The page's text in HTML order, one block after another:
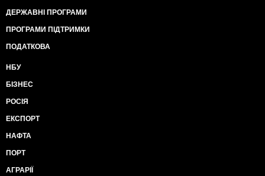
ДЕРЖАВНІ ПРОГРАМИ
ПРОГРАМИ ПІДТРИМКИ
ПОДАТКОВА
НБУ
БІЗНЕС
РОСІЯ
ЕКСПОРТ
НАФТА
ПОРТ
АГРАРІЇ